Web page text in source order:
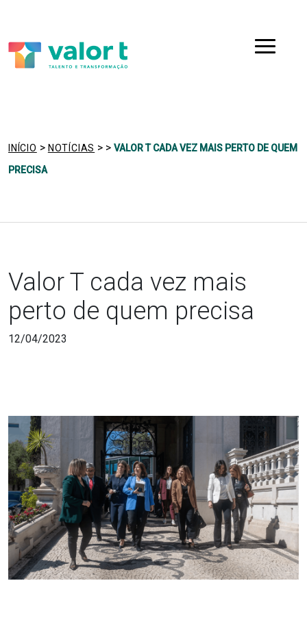
conteúdo
Menu
INÍCIO > NOTÍCIAS > >VALOR T CADA VEZ MAIS PERTO DE QUEM
PRECISA
Valor T cada vez mais
perto de quem precisa
12/04/2023